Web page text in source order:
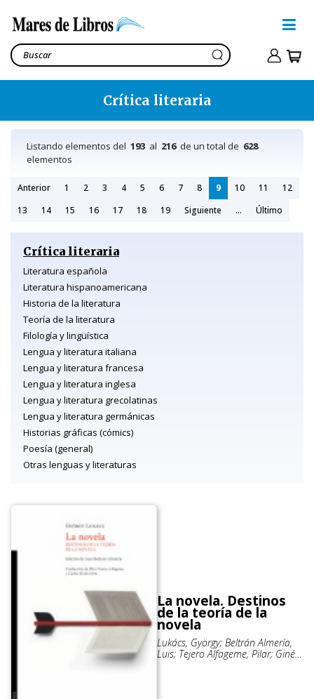
Crítica literaria
Listando elementos del 193 al 216de un total de 628
elementos
Anterior 1 2 3 4 5 6 7 8 9 10 11
12
13
14 15 16 17 18 19 Siguiente ... Último
Crítica literaria
Literatura española
Literatura hispanoamericana
Historia de la literatura
Teoría de la literatura
Filología y lingüística
Lengua y literatura italiana
Lengua y literatura francesa
Lengua y literatura inglesa
Lengua y literatura grecolatinas
Lengua y literatura germánicas
Historias gráficas (cómics)
Poesía (general)
Otras lenguas y literaturas
La novela. Destinos
de la teoría de la
novela
Lukács, György; Beltrán Almería,
Luis; Tejero Alfageme, Pilar; Ginés